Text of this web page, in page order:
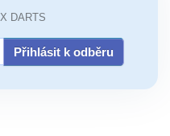
DARTS
Přihlásit k odběru